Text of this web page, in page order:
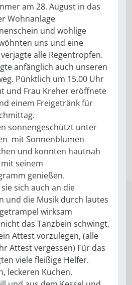
am 28. August in das
Wohnanlage
und wohlige
uns und eine
alle Regentropfen.
anfänglich auch unseren
Pünktlich um 15.00 Uhr
und Frau Kreher eröffnete
einem Freigetränk für
sonnengeschützt unter
mit Sonnenblumen
und konnten hautnah
seinem
genießen.
sich auch an die
und die Musik durch lautes
wirksam
das Tanzbein schwingt,
Attest vorzulegen, (alle
Attest vergessen) Für das
viele fleißige Helfer.
leckeren Kuchen,